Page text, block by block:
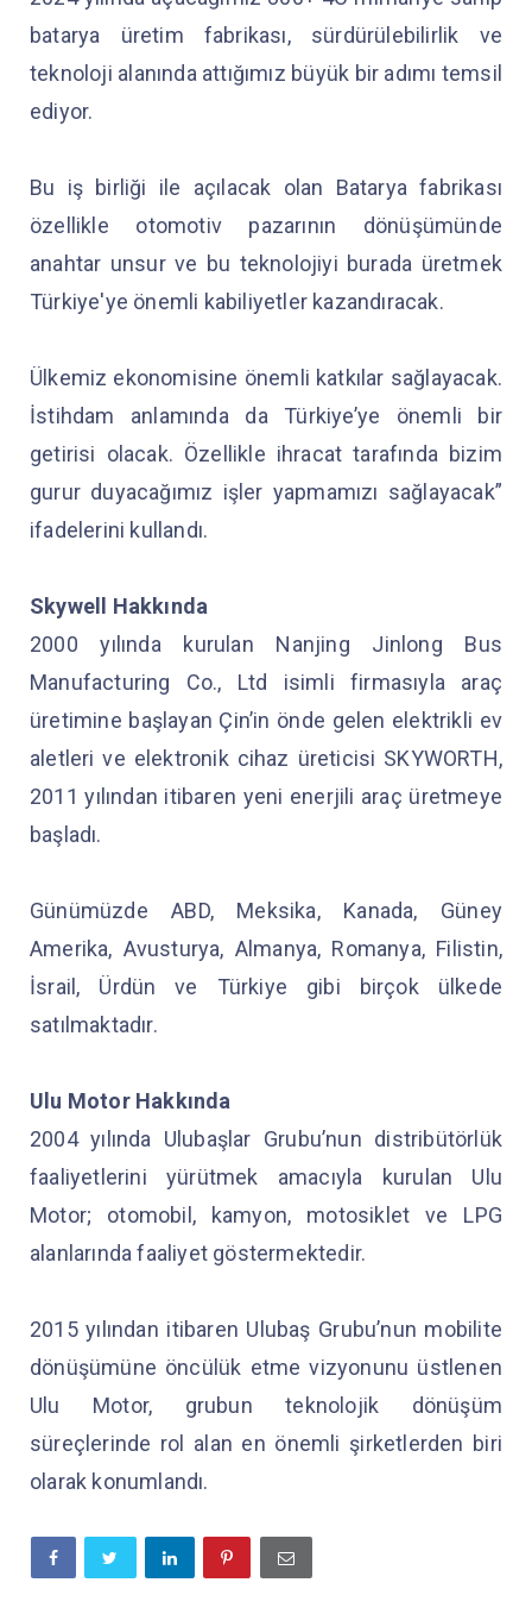
batarya üretim fabrikası, sürdürülebilirlik ve
teknoloji alanında attığımız büyük bir adımı temsil
ediyor.
Bu iş birliği ile açılacak olan Batarya fabrikası
özellikle otomotiv pazarının dönüşümünde
anahtar unsur ve bu teknolojiyi burada üretmek
Türkiye'ye önemli kabiliyetler kazandıracak.
Ülkemiz ekonomisine önemli katkılar sağlayacak.
İstihdam anlamında da Türkiye’ye önemli bir
getirisi olacak. Özellikle ihracat tarafında bizim
gurur duyacağımız işler yapmamızı sağlayacak”
ifadelerini kullandı.
Skywell Hakkında
2000 yılında kurulan Nanjing Jinlong Bus
Manufacturing Co., Ltd isimli firmasıyla araç
üretimine başlayan Çin’in önde gelen elektrikli ev
aletleri ve elektronik cihaz üreticisi SKYWORTH,
2011 yılından itibaren yeni enerjili araç üretmeye
başladı.
Günümüzde ABD, Meksika, Kanada, Güney
Amerika, Avusturya, Almanya, Romanya, Filistin,
İsrail, Ürdün ve Türkiye gibi birçok ülkede
satılmaktadır.
Ulu Motor Hakkında
2004 yılında Ulubaşlar Grubu’nun distribütörlük
faaliyetlerini yürütmek amacıyla kurulan Ulu
Motor; otomobil, kamyon, motosiklet ve LPG
alanlarında faaliyet göstermektedir.
2015 yılından itibaren Ulubaş Grubu’nun mobilite
dönüşümüne öncülük etme vizyonunu üstlenen
Ulu Motor, grubun teknolojik dönüşüm
süreçlerinde rol alan en önemli şirketlerden biri
olarak konumlandı.